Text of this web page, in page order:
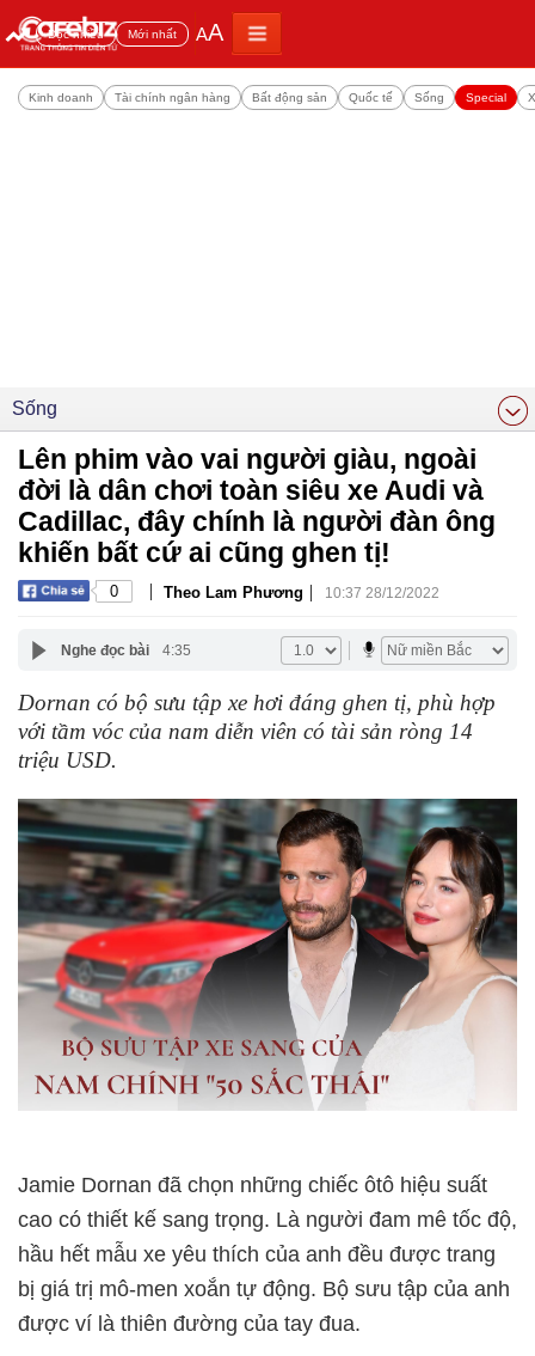
Đọc nhiều Mới nhất AA
Kinh doanh Tài chính ngân hàng Bất động sản Quốc tế Sống Special
Sống
Lên phim vào vai người giàu, ngoài
đời là dân chơi toàn siêu xe Audi và
Cadillac, đây chính là người đàn ông
khiến bất cứ ai cũng ghen tị!
0 | Theo Lam Phương | 10:37 28/12/2022
Nghe đọc bài 4:35
Dornan có bộ sưu tập xe hơi đáng ghen tị, phù hợp
với tầm vóc của nam diễn viên có tài sản ròng 14
triệu USD.
Jamie Dornan đã chọn những chiếc ôtô hiệu suất
cao có thiết kế sang trọng. Là người đam mê tốc độ,
hầu hết mẫu xe yêu thích của anh đều được trang
bị giá trị mô-men xoắn tự động. Bộ sưu tập của anh
được ví là thiên đường của tay đua.